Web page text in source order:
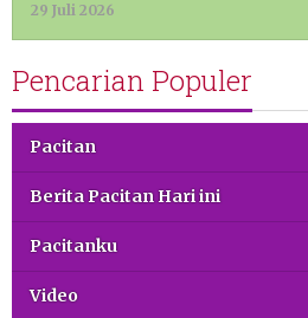
29 Juli 2026
Pencarian Populer
Pacitan
Berita Pacitan Hari ini
Pacitanku
Video